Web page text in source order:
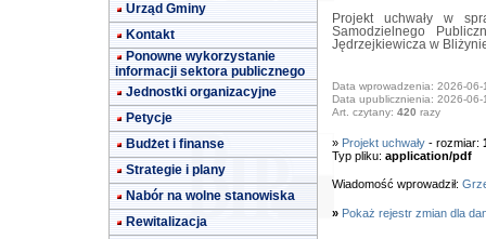
Urząd Gminy
Kontakt
Ponowne wykorzystanie
informacji sektora publicznego
Jednostki organizacyjne
Petycje
Budżet i finanse
Strategie i plany
Nabór na wolne stanowiska
Rewitalizacja
Projekt uchwały w
Samodzielnego
Jędrzejkiewicza w
Data wprowadzenia: 2026-06-
Data upublicznienia: 2026-06-
Art. czytany: 420 razy
» Projekt uchwały- rozmiar:
Typ pliku: application/pdf
Wiadomość wprowadził:
» Pokaż rejestr zmian dla